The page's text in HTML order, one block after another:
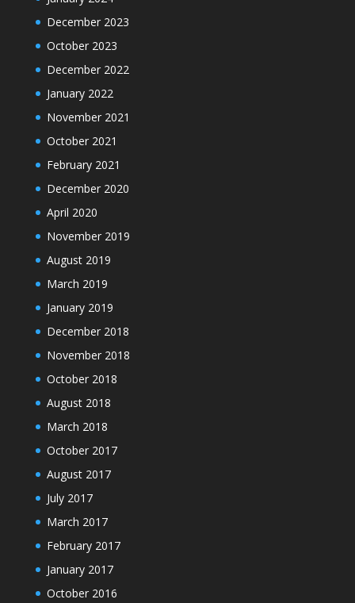
December 2023
October 2023
December 2022
January 2022
November 2021
October 2021
February 2021
December 2020
April 2020
November 2019
August 2019
March 2019
January 2019
December 2018
November 2018
October 2018
August 2018
March 2018
October 2017
August 2017
July 2017
March 2017
February 2017
January 2017
October 2016